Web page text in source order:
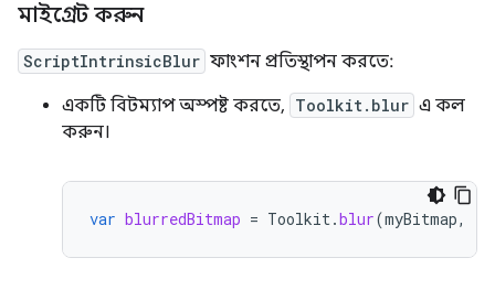
মাইগ্রেট করুন
ScriptIntrinsicBlur ফাংশন প্রতিস্থাপন করতে:
একটি বিটম্যাপ অস্পষ্ট করতে, Toolkit.blur এ কল
করুন।
var blurredBitmap = Toolkit.blur(myBitmap,